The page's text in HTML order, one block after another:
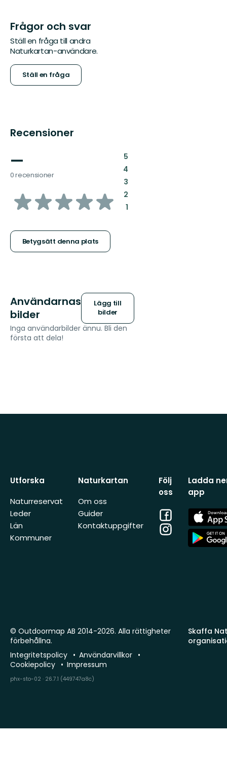
Frågor och svar
Ställ en fråga till andra
Naturkartan-användare.
Ställ en fråga
Recensioner
—
0 recensioner
av
stjärnor
Betygsätt denna plats
5:
4:
3:
2:
1:
Användarnas
bilder
Lägg till
bilder
Inga användarbilder ännu. Bli den
första att dela!
Utforska
Naturreservat
Leder
Län
Kommuner
Naturkartan
Om oss
Guider
Kontaktuppgifter
Följ
oss
Facebook
Instagram
Ladda
app
App
Store
App
Store
Skaffa
© Outdoormap AB 2014-2026. Alla rättigheter
förbehållna.
Integritetspolicy
Användarvillkor
Cookiepolicy
Impressum
phx-sto-02 · 26.7.1 (449747a8c)